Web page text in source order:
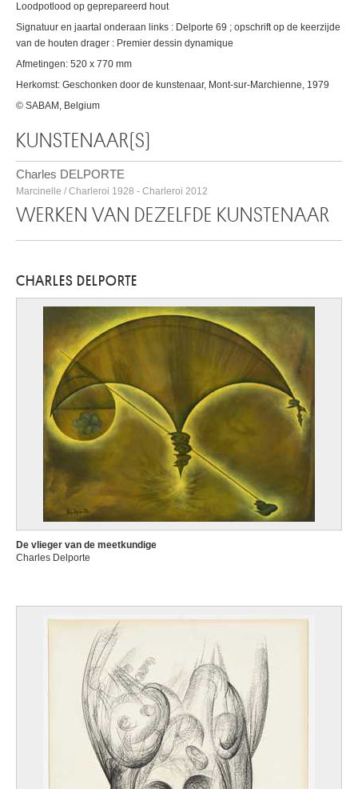
Loodpotlood op geprepareerd hout
Signatuur en jaartal onderaan links : Delporte 69 ; opschrift op de keerzijde
van de houten drager : Premier dessin dynamique
Afmetingen: 520 x 770 mm
Herkomst: Geschonken door de kunstenaar, Mont-sur-Marchienne, 1979
© SABAM, Belgium
KUNSTENAAR(S)
Charles DELPORTE
Marcinelle / Charleroi 1928 - Charleroi 2012
WERKEN VAN DEZELFDE KUNSTENAAR
CHARLES DELPORTE
De vlieger van de meetkundige
Charles Delporte